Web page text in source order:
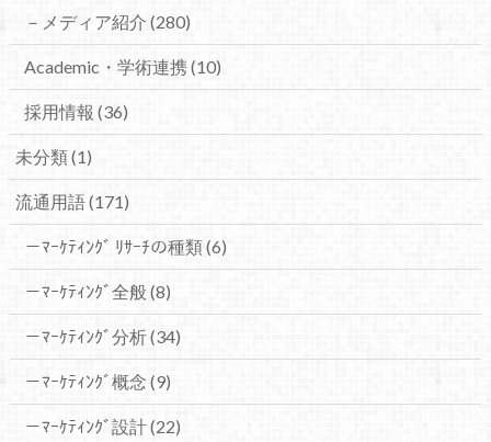
－メディア紹介 (280)
Academic・学術連携(10)
採用情報 (36)
未分類(1)
流通用語(171)
－ﾏｰｹﾃｨﾝｸﾞ ﾘｻｰﾁの種類(6)
－ﾏｰｹﾃｨﾝｸﾞ全般(8)
－ﾏｰｹﾃｨﾝｸﾞ分析(34)
－ﾏｰｹﾃｨﾝｸﾞ概念 (9)
－ﾏｰｹﾃｨﾝｸﾞ設計(22)